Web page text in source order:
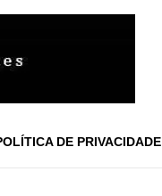
DE PRIVACIDADE